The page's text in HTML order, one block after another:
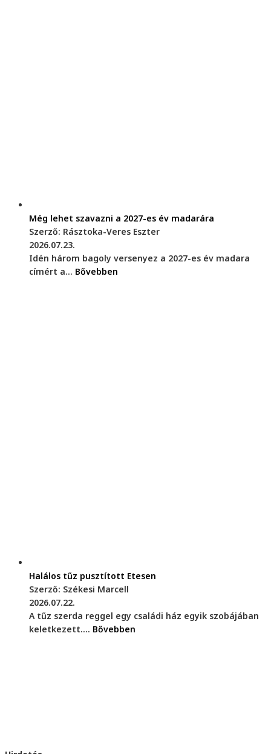
Még lehet szavazni a 2027-es év madarára
Szerző: Rásztoka-Veres Eszter
2026.07.23.
Idén három bagoly versenyez a 2027-es év madara
címért a... Bővebben
Halálos tűz pusztított Etesen
Szerző: Székesi Marcell
2026.07.22.
A tűz szerda reggel egy családi ház egyik szobájában
keletkezett.... Bővebben